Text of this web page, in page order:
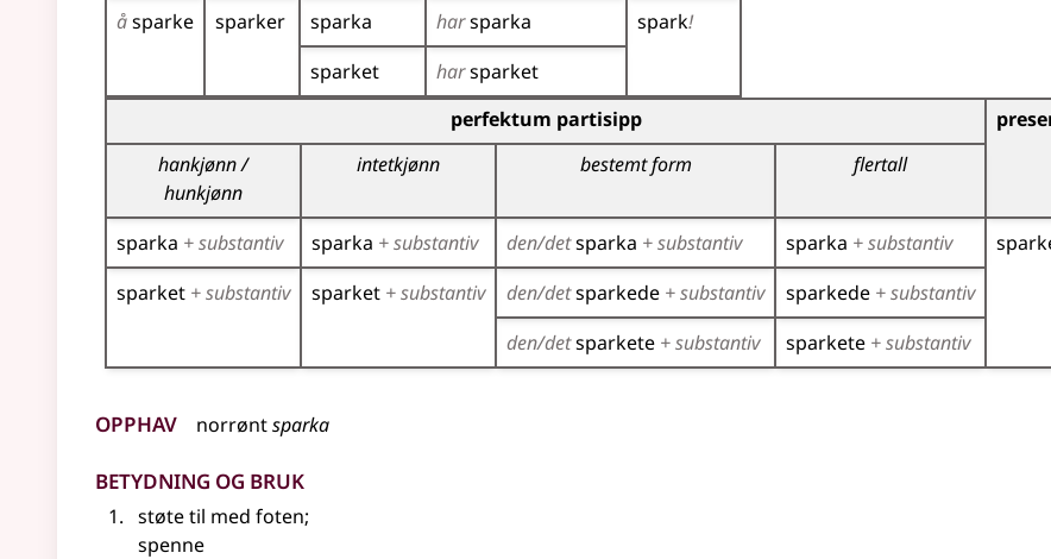
åsparke sparker sparka harsparka spark!
sparket
harsparket
Bøyingstabell for dette verbet (partisippformer)perfektum partisipp
hankjønn /
hunkjønn
intetkjønn bestemt form flertall
sparka + substantiv sparka + substantiv den/detsparka + substantiv sparka + substantiv
sparket + substantiv sparket + substantiv den/detsparkede + substantiv sparkede + substantiv
den/detsparkete + substantiv sparkete + substantiv
Opphav norrøntsparka
Betydning og bruk
støte til med foten;
spenne